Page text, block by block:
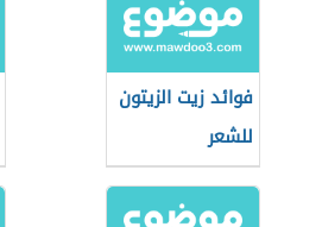
فوائد زيت الزيتون
للشعر